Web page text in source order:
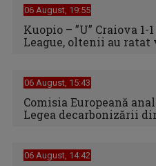
06 August, 19:55
Kuopio – ”U” Craiova
League, oltenii au
06 August, 15:43
Comisia Europeană
Legea decarbonizării
06 August, 14:42